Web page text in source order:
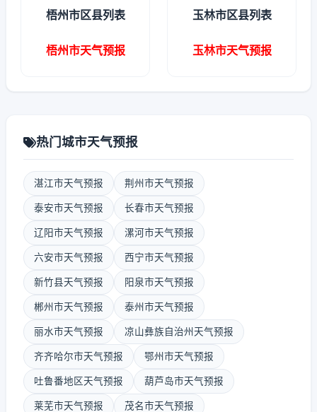
梧州市区县列表
梧州市天气预报
玉林市区县列表
玉林市天气预报
热门城市天气预报
湛江市天气预报 荆州市天气预报
泰安市天气预报 长春市天气预报
辽阳市天气预报 漯河市天气预报
六安市天气预报 西宁市天气预报
新竹县天气预报 阳泉市天气预报
郴州市天气预报 泰州市天气预报
丽水市天气预报 凉山彝族自治州天气预报
齐齐哈尔市天气预报 鄂州市天气预报
吐鲁番地区天气预报 葫芦岛市天气预报
莱芜市天气预报 茂名市天气预报